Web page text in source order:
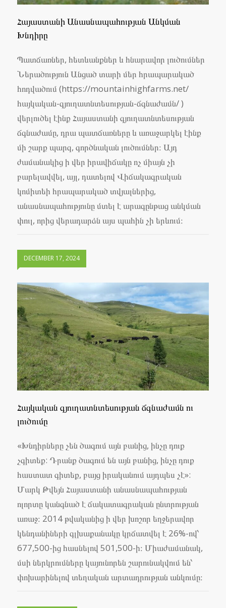
Հայաստանի Անասնապահության Անկման
Խնդիրը
Պատճառներ, հետևանքներ և հնարավոր լուծումներ
Ներածություն Անցած տարի մեր հրապարակած
հոդվածում (https://mountainhighfarms.net/
հայկական-գյուղատնտեսության-ճգնաժամն/ )
վերլուծել էինք Հայաստանի գյուղատնտեսության
ճգնաժամը, դրա պատճառները և առաջարկել էինք
մի շարք պարզ, գործնական լուծումներ։ Այդ
ժամանակից ի վեր իրավիճակը ոչ միայն չի
բարելավվել, այլ, դատելով Վիճակագրական
կոմիտեի հրապարակած տվյալներից,
անասնապահությունը մտել է արագընթաց անկման
փուլ, որից վերադարձն այս պահին չի երևում։
DECEMBER 17, 2024
Հայկական գյուղատնտեսության ճգնաժամն ու
լուծումը
«Խնդիրները չեն ծագում այն բանից, ինչը դուք
չգիտեք: Դրանք ծագում են այն բանից, ինչը դուք
հաստատ գիտեք, բայց իրականում այդպես չէ»:
Մարկ Թվեյն Հայաստանի անասնապահության
ոլորտը կանգնած է ճակատագրական ընտրության
առաջ։ 2014 թվականից ի վեր խոշոր եղջերավոր
կենդանիների գլխաքանակը կրճատվել է 26%-ով՝
677,500-ից հասնելով 501,500-ի։ Միաժամանակ,
մսի ներկրումները կայունորեն շարունակվում են՝
փոխարինելով տեղական արտադրության անկումը։